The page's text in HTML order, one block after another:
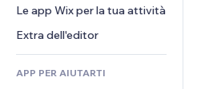
Banner e badge
Calcolatrici
Cerca
Meteo
Telefono
Community
Recensioni e testimonial
CRM
Le app Wix per la tua attività
Extra dell'editor
APP PER AIUTARTI